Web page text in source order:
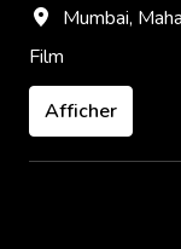
Mumbai,
Film
Afficher